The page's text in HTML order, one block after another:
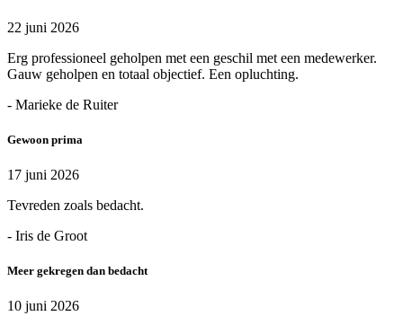
22 juni 2026
Erg professioneel geholpen met een geschil met een medewerker.
Gauw geholpen en totaal objectief. Een opluchting.
- Marieke de Ruiter
Gewoon prima
17 juni 2026
Tevreden zoals bedacht.
- Iris de Groot
Meer gekregen dan bedacht
10 juni 2026